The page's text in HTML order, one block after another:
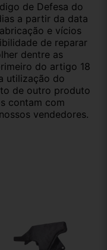
de Defesa do
a partir da data
e vícios
de reparar
dentre as
do artigo 18
utilização do
de outro produto
contam com
vendedores.